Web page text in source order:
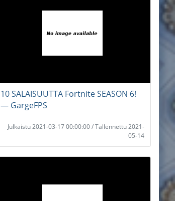
10 SALAISUUTTA Fortnite SEASON 6!
― GargeFPS
Julkaistu 2021-03-17 00:00:00 / Tallennettu 2021-
05-14